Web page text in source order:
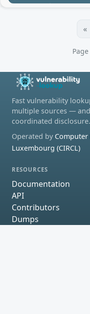
«
Fast vulnerability
multiple sources —
coordinated disclosure.
Operated by
Luxembourg (CIRCL)
RESOURCES
Documentation
API
Contributors
Dumps